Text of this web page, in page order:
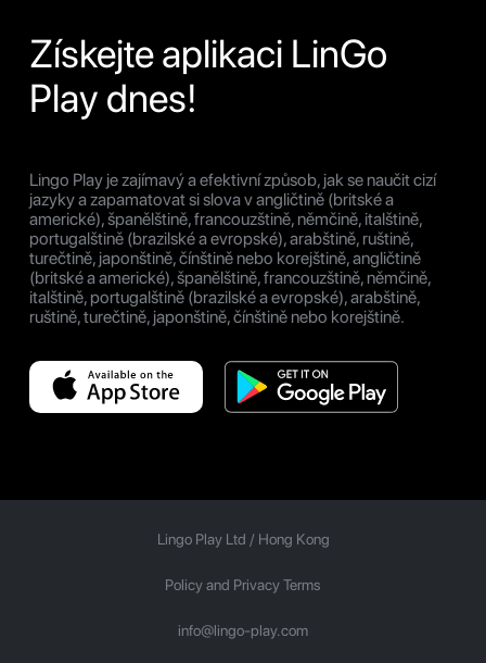
Získejte aplikaci LinGo
Play dnes!
Lingo Play je zajímavý a efektivní způsob, jak se naučit cizí
jazyky a zapamatovat si slova v angličtině (britské a
americké), španělštině, francouzštině, němčině, italštině,
portugalštině (brazilské a evropské), arabštině, ruštině,
turečtině, japonštině, čínštině nebo korejštině, angličtině
(britské a americké), španělštině, francouzštině, němčině,
italštině, portugalštině (brazilské a evropské), arabštině,
ruštině, turečtině, japonštině, čínštině nebo korejštině.
Lingo Play Ltd / Hong Kong
Policy and Privacy Terms
info@lingo-play.com